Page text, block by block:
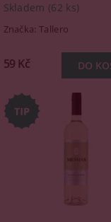
Skladem (62 ks)
Značka:Tallero
59 Kč